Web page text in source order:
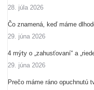
28. júla 2026
Čo znamená, keď máme
29. júna 2026
4 mýty o „zahusťovaní“ a
29. júna 2026
Prečo máme ráno opuchnutú